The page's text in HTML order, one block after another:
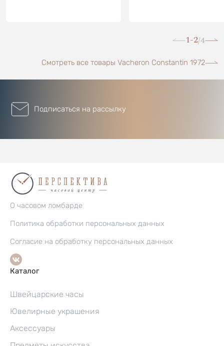
1-2/4
Смотреть все товары Vacheron Constantin 1972
Подписаться на рассылку
О часовом ломбарде
Политика обработки персональных данных
Согласие на обработку персональных данных
Каталог
Швейцарские часы
Ювелирные украшения
Аксессуары